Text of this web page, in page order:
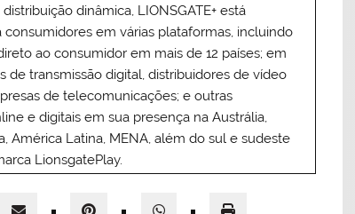
dinâmica, LIONSGATE+ está
consumidores em várias plataformas, incluindo
ao consumidor em mais de 12 países; em
de transmissão digital, distribuidores de vídeo
de telecomunicações; e outras
e digitais em sua presença na Austrália,
América Latina, MENA, além do sul e sudeste
LionsgatePlay.